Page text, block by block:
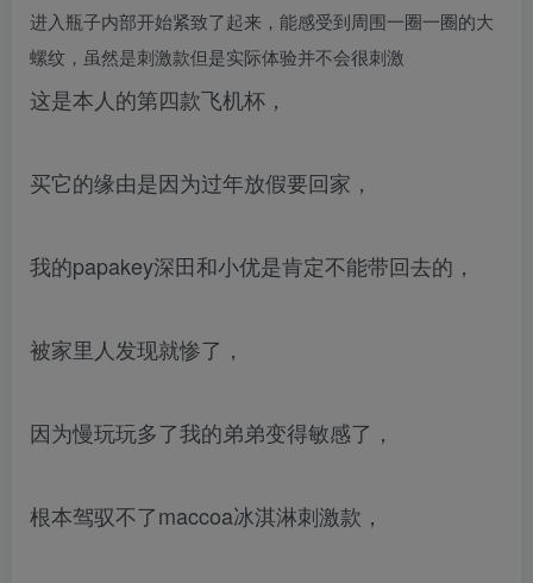
进入瓶子内部开始紧致了起来，能感受到周围一圈一圈的大
螺纹，虽然是刺激款但是实际体验并不会很刺激
这是本人的第四款飞机杯，
买它的缘由是因为过年放假要回家，
我的papakey深田和小优是肯定不能带回去的，
被家里人发现就惨了，
因为慢玩玩多了我的弟弟变得敏感了，
根本驾驭不了maccoa冰淇淋刺激款，